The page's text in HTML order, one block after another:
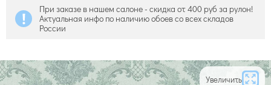
При заказе в нашем салоне - скидка от 400 руб за рулон!
Актуальная инфо по наличию обоев со всех складов
России
Увеличить